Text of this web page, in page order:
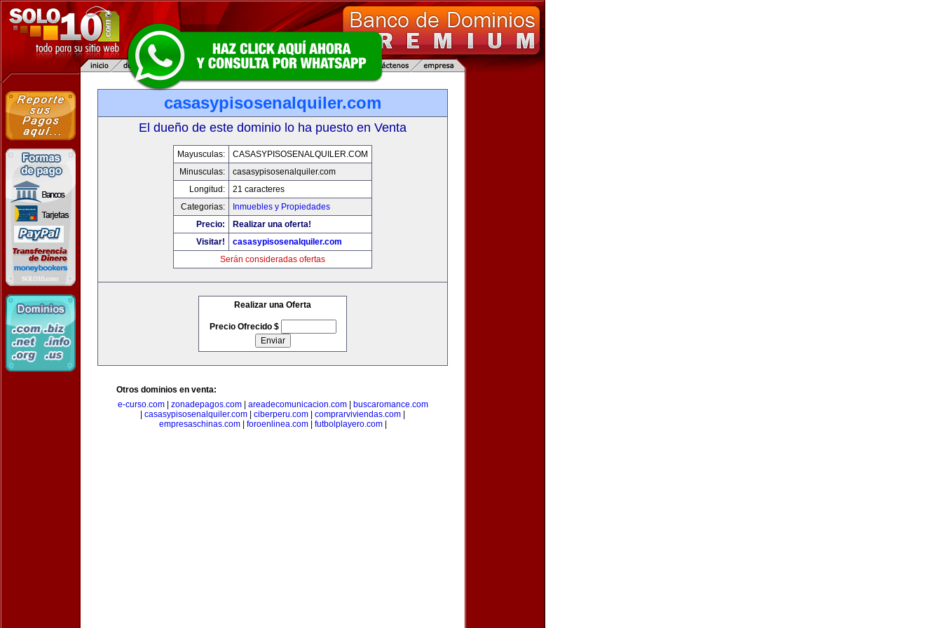
casasypisosenalquiler.com
El dueño de este dominio lo ha puesto en Venta
Mayusculas:
CASASYPISOSENALQUILER.COM
Minusculas:
casasypisosenalquiler.com
Longitud:
21 caracteres
Categorias:
Inmuebles y Propiedades
Precio:
Realizar una oferta!
Visitar!
casasypisosenalquiler.com
Serán consideradas ofertas
Realizar una Oferta
Precio Ofrecido $
Otros dominios en venta:
e-curso.com| zonadepagos.com| areadecomunicacion.com|
buscaromance.com
casasypisosenalquiler.com ciberperu.com comprarviviendas.com
empresaschinas.com| foroenlinea.com| futbolplayero.com|